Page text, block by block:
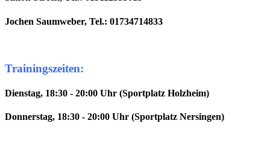
Jochen Saumweber, Tel.: 01734714833
Trainingszeiten:
Dienstag, 18:30 - 20:00 Uhr (Sportplatz Holzheim)
Donnerstag, 18:30 - 20:00 Uhr (Sportplatz Nersingen)